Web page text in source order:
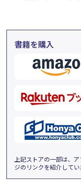
書籍を購入
上記ストアの一部は、
ジのリンクを紹介してい